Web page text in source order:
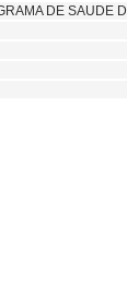
DE SAUDE